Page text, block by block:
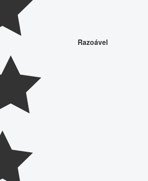
Razoável